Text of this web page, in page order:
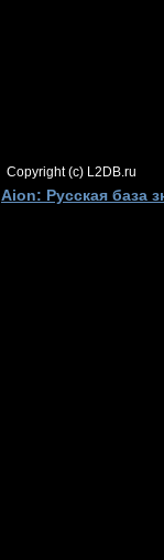
Copyright (c) L2DB.ru
Aion: Русская база